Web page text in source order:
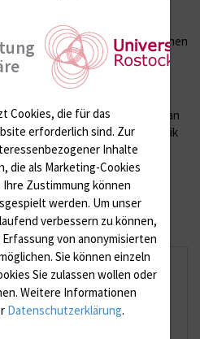
bereits rund 500
werden die Zahl der
nun auf rund 400 pro Jahr erhöhen
auch die Forschungsarbeiten an
weil die digitale Technik
auf höchstem Niveau
Cookies, die für das
erforderlich sind. Zur
Inhalte
die als Marketing-Cookies
Zustimmung können
werden. Um unser
verbessern zu können,
von anonymisierten
Sie können einzeln
Sie zulassen wollen oder
Weitere Informationen
Datenschutzerklärung.